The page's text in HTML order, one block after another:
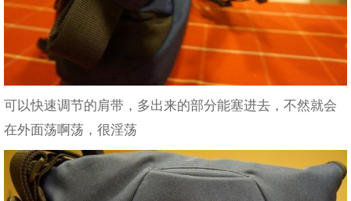
可以快速调节的肩带，多出来的部分能塞进去，不然就会
在外面荡啊荡，很淫荡